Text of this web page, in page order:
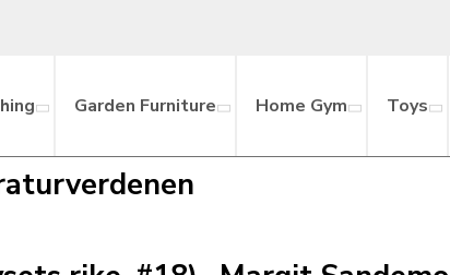
Garden Furniture Home Gym Toys